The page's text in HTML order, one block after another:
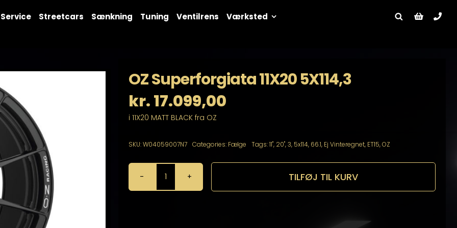
Service Streetcars Sænkning Tuning Ventilrens Værksted
OZ Superforgiata 11X20 5X114,3
kr.17.099,00
i 11X20 MATT BLACK fra OZ
SKU:W04059007N7 Categories: Fælge Tags:11", 20",3, 5x114, 66.1, Ej Vinteregnet, ET15,OZ
OZ
Superforgiata
TILFØJ TIL KURV